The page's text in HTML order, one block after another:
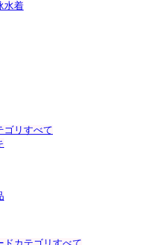
水着
ゴリすべて